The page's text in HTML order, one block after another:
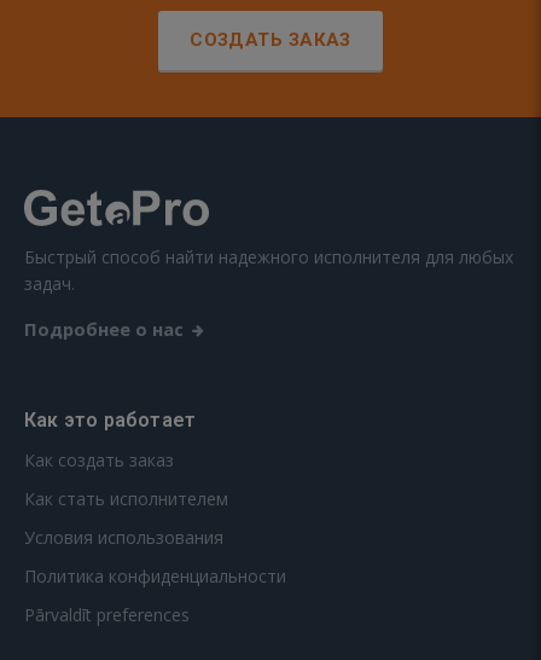
СОЗДАТЬ ЗАКАЗ
Быстрый способ найти надежного исполнителя для любых
задач.
Подробнее о нас
Как это работает
Как создать заказ
Как стать исполнителем
Условия использования
Политика конфиденциальности
Pārvaldīt preferences